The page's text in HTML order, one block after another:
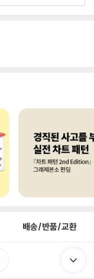
배송/반품/교환